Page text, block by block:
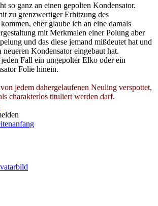
so ganz an einen gepolten Kondensator.
zu grenzwertiger Erhitzung des
eher glaube ich an eine damals
mit Merkmalen einer Polung aber
und das diese jemand mißdeutet hat und
neueren Kondensator eingebaut hat.
Fall ein ungepolter Elko oder ein
Folie hinein.
jedem dahergelaufenen Neuling verspottet,
charakterlos tituliert werden darf.